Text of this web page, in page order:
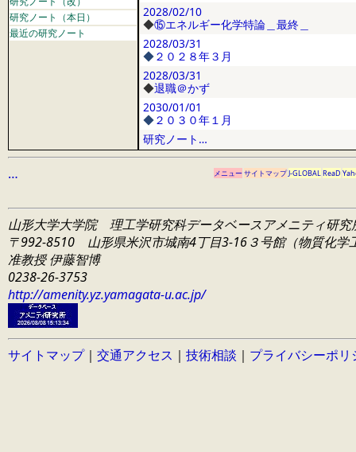
研究ノート（本日）
最近の研究ノート
2028/02/10
◆⑮エネルギー化学特論＿最終＿
2028/03/31
◆２０２８年３月
2028/03/31
◆退職＠かず
2030/01/01
◆２０３０年１月
研究ノート…
… メニューサイトマップJ-GLOBALReaD
山形大学大学院 理工学研究科データベースアメニティ研究
〒992-8510 山形県米沢市城南4丁目3-16３号館（物質化学
准教授 伊藤智博
0238-26-3753
http://amenity.yz.yamagata-u.ac.jp/
サイトマップ｜ 交通アクセス ｜ 技術相談 ｜ プライバシーポリ